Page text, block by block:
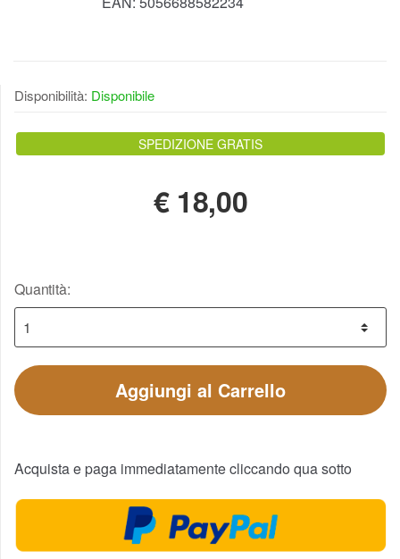
Disponibilità: Disponibile
SPEDIZIONE GRATIS
€ 18,00
Quantità:
Aggiungi al Carrello
Acquista e paga immediatamente cliccando qua sotto